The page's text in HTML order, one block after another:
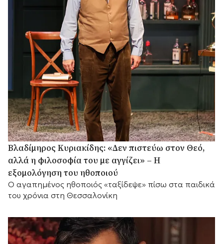
Βλαδίμηρος Κυριακίδης: «Δεν πιστεύω στον Θεό,
αλλά η φιλοσοφία του με αγγίζει» – Η
εξομολόγηση του ηθοποιού
Ο αγαπημένος ηθοποιός «ταξίδεψε» πίσω στα παιδικά
του χρόνια στη Θεσσαλονίκη